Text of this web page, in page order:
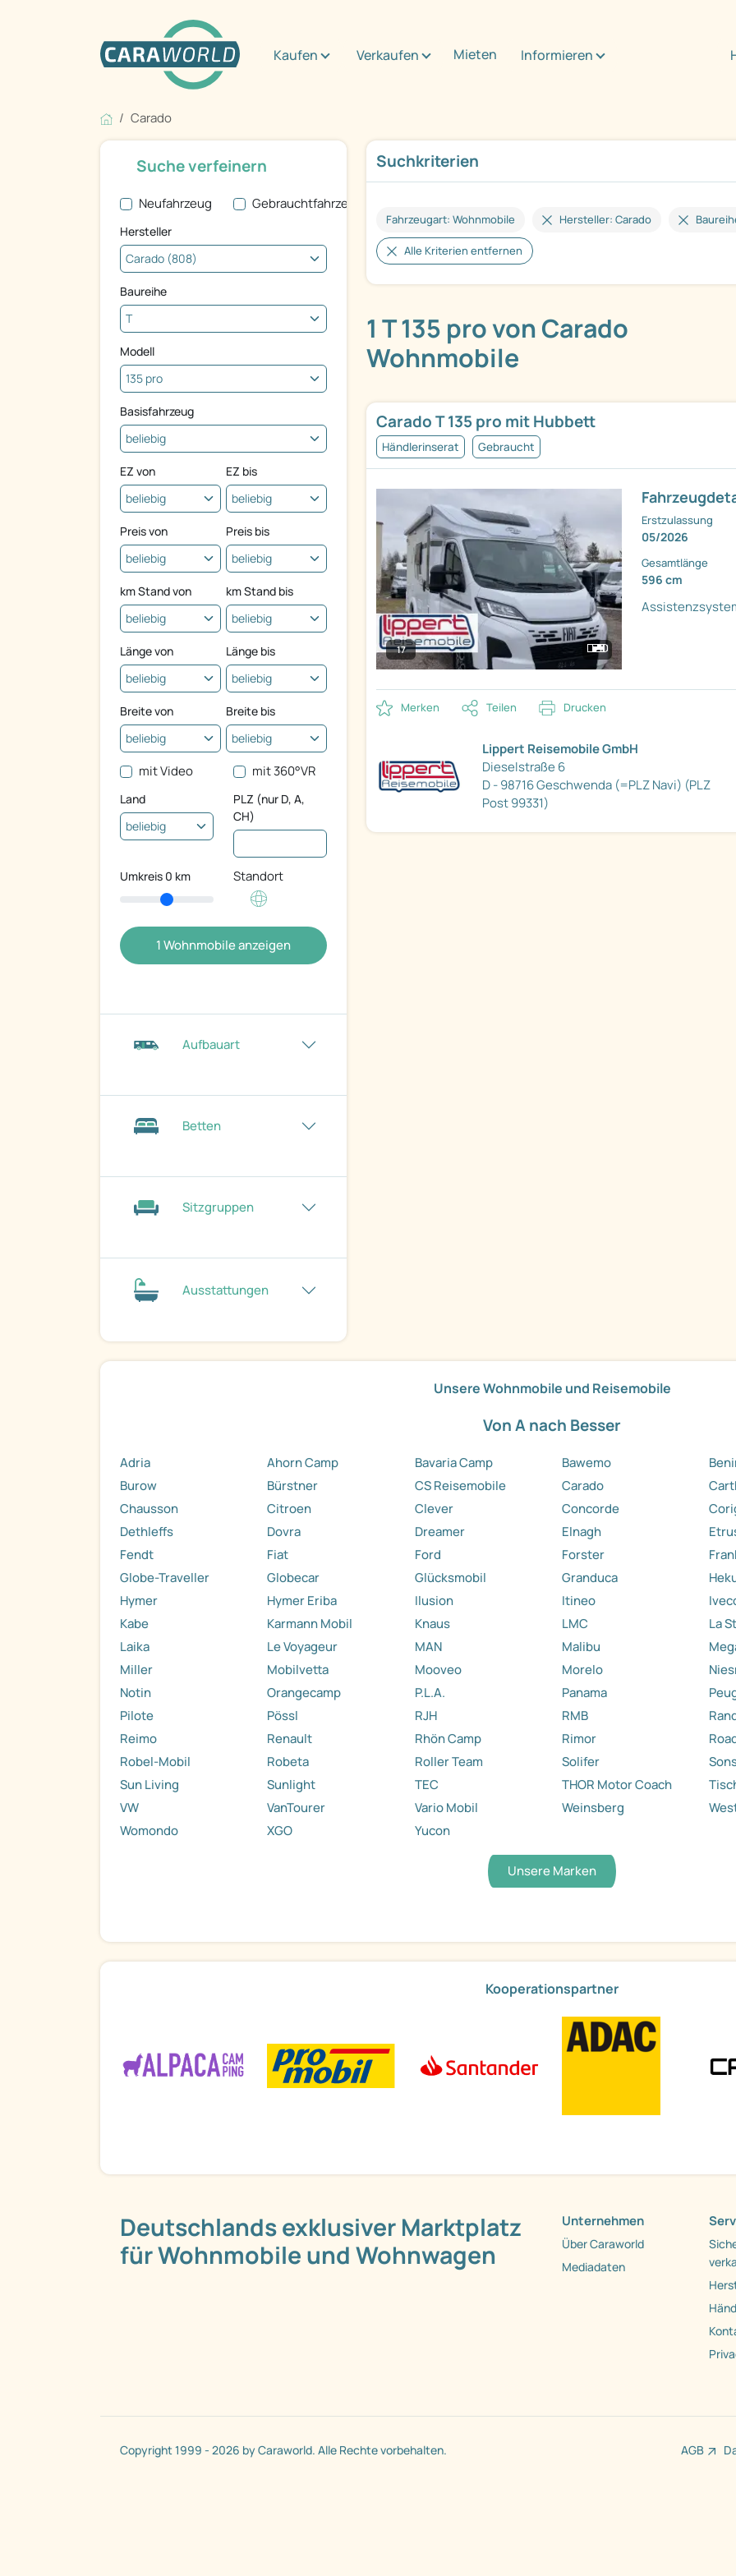
Kaufen Verkaufen Mieten Informieren
Carado
Suchkriterien
Fahrzeugart: Wohnmobile Hersteller: Carado
Alle Kriterien entfernen
1 T 135 pro von Carado
Wohnmobile
Carado T 135 pro mit Hubbett
Händlerinserat Gebraucht
17
Erstzulassung
05/2026
Gesamtlänge
596 cm
Merken Teilen Drucken
Lippert Reisemobile GmbH
Dieselstraße 6
D - 98716 Geschwenda (=PLZ Navi) (PLZ
Post 99331)
Suche verfeinern
Neufahrzeug Gebrauchtfahrzeug
Hersteller
Baureihe
Modell
Basisfahrzeug
EZ von EZ bis
Preis von Preis bis
km Stand von km Stand bis
Länge von Länge bis
Breite von Breite bis
mit Video mit 360°VR
Land
PLZ (nur D, A,
CH)
Umkreis 0 km Standort
1Wohnmobile anzeigen
Aufbauart
Betten
Sitzgruppen
Ausstattungen
Unsere Wohnmobile und Reisemobile
Von A nach Besser
Adria Ahorn Camp Bavaria Camp Bawemo
Burow
Bürstner CS Reisemobile Carado
Chausson
Citroen Clever Concorde
Dethleffs
Dovra Dreamer Elnagh
Fendt
Fiat Ford Forster
Globe-Traveller
Globecar Glücksmobil Granduca
Hymer
Hymer Eriba Ilusion Itineo
Kabe
Karmann Mobil Knaus LMC La
Laika
Le Voyageur MAN Malibu
Miller
Mobilvetta Mooveo Morelo
Notin
Orangecamp P.L.A. Panama
Pilote
Pössl RJH RMB
Reimo
Renault Rhön Camp Rimor
Robel-Mobil
Robeta Roller Team Solifer
Sun Living
Sunlight TEC THOR Motor Coach
VW
VanTourer Vario Mobil Weinsberg
Womondo
XGO Yucon
Unsere Marken
Kooperationspartner
Deutschlands exklusiver Marktplatz
für Wohnmobile und Wohnwagen
Unternehmen
Über Caraworld
Mediadaten
Copyright 1999 - 2026 by Caraworld. Alle Rechte vorbehalten. AGB